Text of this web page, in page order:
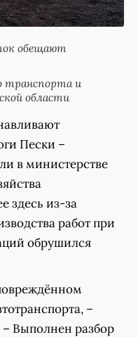
обещают
транспорта и
области
Пески –
в министерстве
здесь из-за
работ при
обрушился
–
– Выполнен разбор